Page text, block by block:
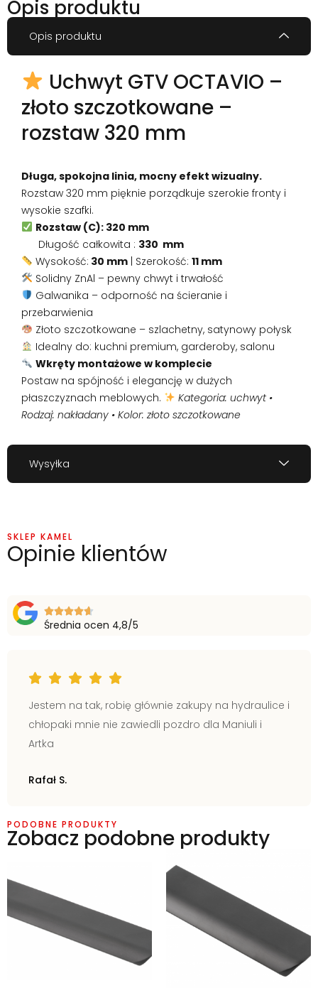
Opis produktu
Opis produktu
Uchwyt GTV OCTAVIO –
złoto szczotkowane –
rozstaw 320 mm
Długa, spokojna linia, mocny efekt wizualny.
Rozstaw 320 mm pięknie porządkuje szerokie fronty i
wysokie szafki.
Rozstaw (C): 320 mm
Długość całkowita : 330 mm
Wysokość: 30 mm| Szerokość: 11 mm
Solidny ZnAl – pewny chwyt i trwałość
Galwanika – odporność na ścieranie i
przebarwienia
Złoto szczotkowane – szlachetny, satynowy połysk
Idealny do: kuchni premium, garderoby, salonu
Wkręty montażowe w komplecie
Postaw na spójność i elegancję w dużych
płaszczyznach meblowych.
Kategoria: uchwyt •
Rodzaj: nakładany • Kolor: złoto szczotkowane
Wysyłka
SKLEP KAMEL
Opinie klientów
Średnia ocen 4,8/5
Jestem na tak, robię głównie zakupy na hydraulice i
chłopaki mnie nie zawiedli pozdro dla Maniuli i
Artka
Rafał S.
PODOBNE PRODUKTY
Zobacz podobne produkty